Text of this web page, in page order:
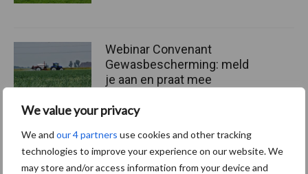
We value your privacy
We and our 4 partners use cookies and other tracking
technologies to improve your experience on our website. We
may store and/or access information from your device and
Webinar Convenant
Gewasbescherming: meld
je aan en praat mee
Themapagina's